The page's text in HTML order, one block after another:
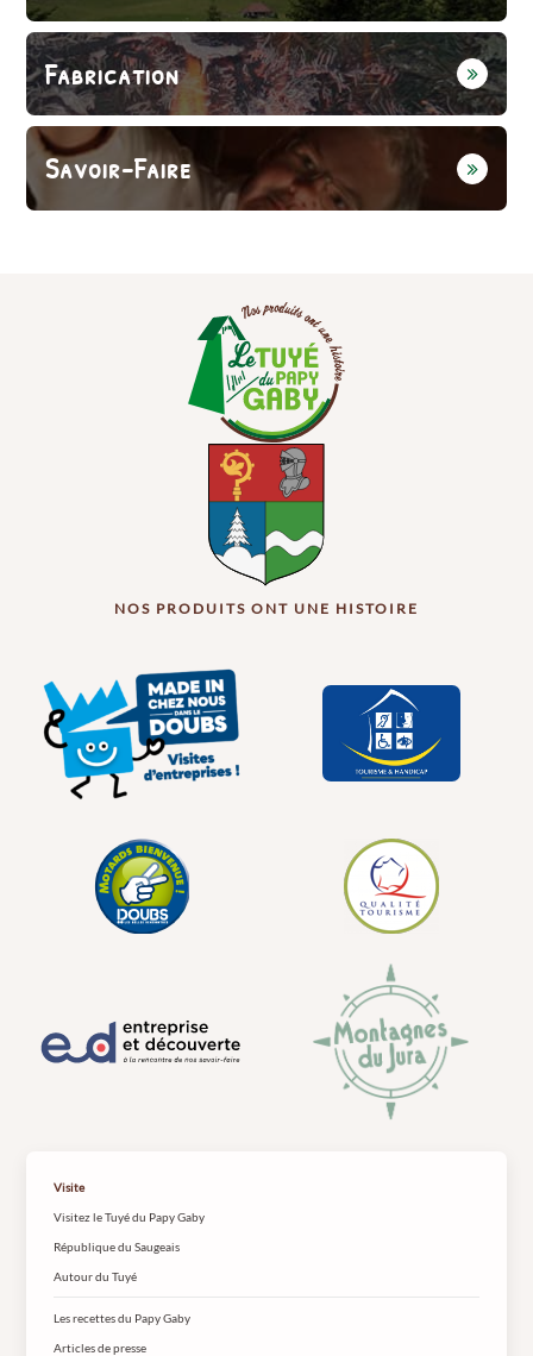
Fabrication
Savoir-Faire
NOS PRODUITS ONT UNE HISTOIRE
Visite
Visitez le Tuyé du Papy Gaby
République du Saugeais
Autour du Tuyé
Les recettes du Papy Gaby
Articles de presse